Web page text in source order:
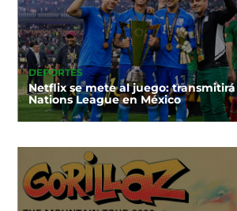
DEPORTES
Netflix se mete al juego: transmitirá
Nations League en México